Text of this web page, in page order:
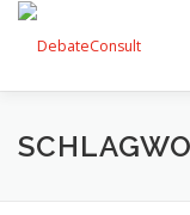
Zum
springen
UNSER ANGEBOT